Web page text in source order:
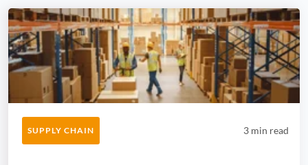
SUPPLY CHAIN 3 min read